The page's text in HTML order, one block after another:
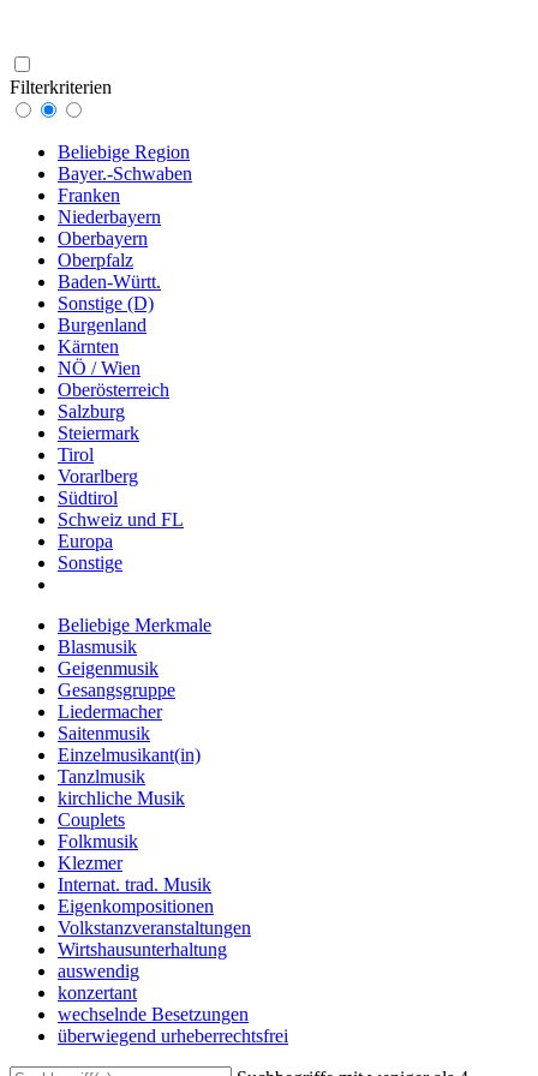
Filterkriterien
Beliebige Region
Bayer.-Schwaben
Franken
Niederbayern
Oberbayern
Oberpfalz
Baden-Württ.
Sonstige (D)
Burgenland
Kärnten
NÖ / Wien
Oberösterreich
Salzburg
Steiermark
Tirol
Vorarlberg
Südtirol
Schweiz und FL
Europa
Sonstige
Beliebige Merkmale
Blasmusik
Geigenmusik
Gesangsgruppe
Liedermacher
Saitenmusik
Einzelmusikant(in)
Tanzlmusik
kirchliche Musik
Couplets
Folkmusik
Klezmer
Internat. trad. Musik
Eigenkompositionen
Volkstanzveranstaltungen
Wirtshausunterhaltung
auswendig
konzertant
wechselnde Besetzungen
überwiegend urheberrechtsfrei